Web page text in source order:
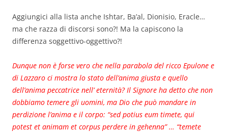
Aggiungici alla lista anche Ishtar, Ba’al, Dionisio, Eracle…
ma che razza di discorsi sono?! Ma la capiscono la
differenza soggettivo-oggettivo?!
Dunque non è forse vero che nella parabola del ricco Epulone e
di Lazzaro ci mostra lo stato dell’anima giusta e quello
dell’anima peccatrice nell’ eternità? Il Signore ha detto che non
dobbiamo temere gli uomini, ma Dio che può mandare in
perdizione l’anima e il corpo: “sed potius eum timete, qui
potest et animam et corpus perdere in gehenna” … “temete